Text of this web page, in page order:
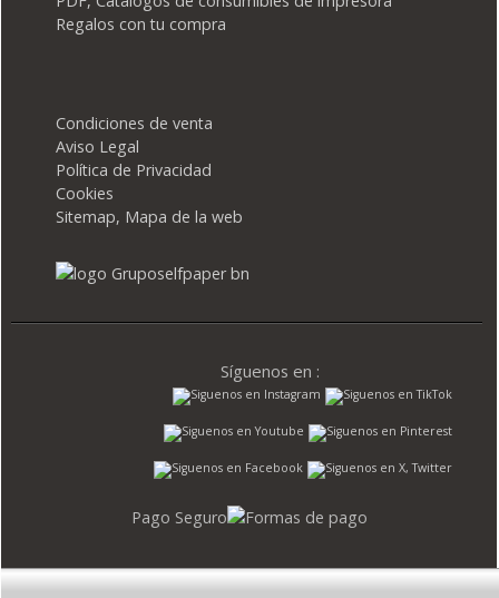
Regalos con tu compra
Condiciones de venta
Aviso Legal
Política de Privacidad
Cookies
Sitemap, Mapa de la web
Síguenos en :
Pago Seguro